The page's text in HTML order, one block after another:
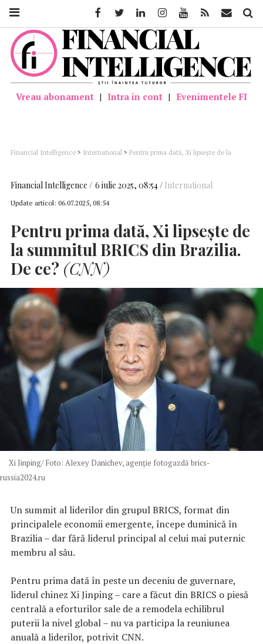
Vreau abonament | Intra in cont | Evenimentele FI
Financial Intelligence > International > Pentru prima dată, Xi lipsește de la
Financial Intelligence 6 iulie 2025, 08:54 International
Update articol: 06.07.2025, 08:54
Pentru prima dată, Xi lipsește de
la summitul BRICS din Brazilia.
De ce? (CNN)
Xi Jinping/ Foto: Alexey Danichev, agenție fotogazdă brics-
russia2024.ru
Un summit al liderilor din grupul BRICS, format din
principalele economii emergente, începe duminică în
Brazilia – dar fără liderul principal al celui mai puternic
membru al său.
Pentru prima dată în peste un deceniu de guvernare,
liderul chinez Xi Jinping – care a făcut din BRICS o piesă
centrală a eforturilor sale de a remodela echilibrul
puterii la nivel global – nu va participa la reuniunea
anuală a liderilor, potrivit CNN.
FacebookTwitter LinkedinInstagramYoutube Feed Mail